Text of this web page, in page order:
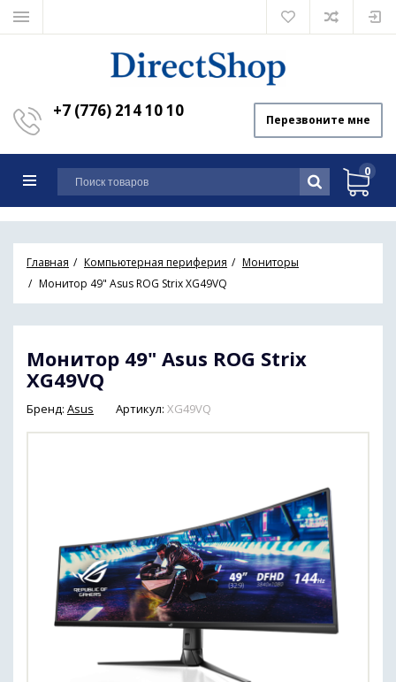
+7 (776) 214 10 10 Перезвоните мне
0
Главная Компьютерная периферия
Мониторы
Монитор 49" Asus ROG Strix XG49VQ
Монитор 49" Asus ROG Strix
XG49VQ
Бренд: Asus Артикул: XG49VQ